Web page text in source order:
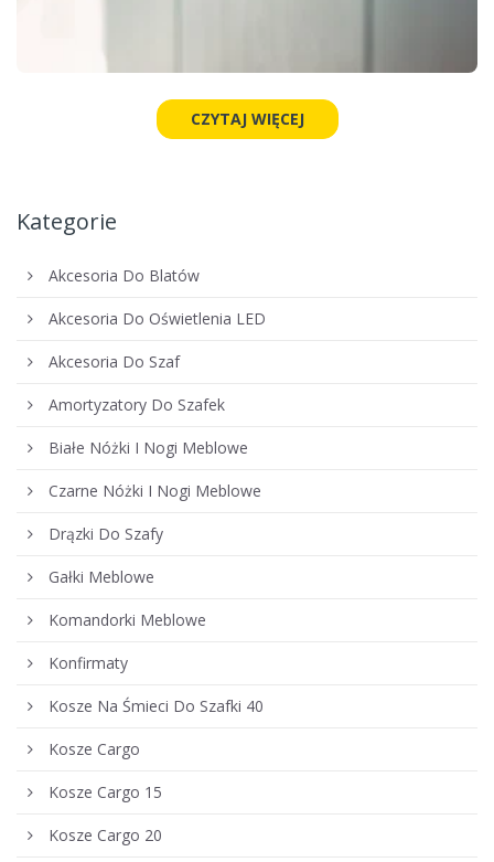
CZYTAJ WIĘCEJ
Kategorie
Akcesoria Do Blatów
Akcesoria Do Oświetlenia LED
Akcesoria Do Szaf
Amortyzatory Do Szafek
Białe Nóżki I Nogi Meblowe
Czarne Nóżki I Nogi Meblowe
Drązki Do Szafy
Gałki Meblowe
Komandorki Meblowe
Konfirmaty
Kosze Na Śmieci Do Szafki 40
Kosze Cargo
Kosze Cargo 15
Kosze Cargo 20